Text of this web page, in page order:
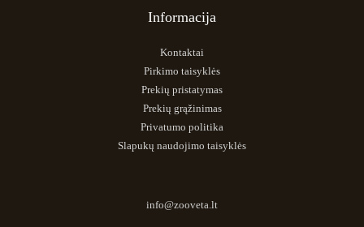
Informacija
Kontaktai
Pirkimo taisyklės
Prekių pristatymas
Prekių grąžinimas
Privatumo politika
Slapukų naudojimo taisyklės
info@zooveta.lt